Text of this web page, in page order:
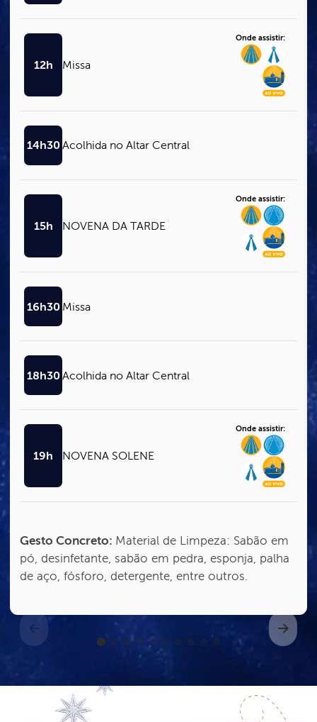
12h Missa
Onde assistir:
14h30 Acolhida no Altar Central
15h NOVENA DA TARDE
Onde assistir:
16h30 Missa
18h30 Acolhida no Altar Central
19h NOVENA SOLENE
Onde assistir:
Gesto Concreto: Material de Limpeza: Sabão em
pó, desinfetante, sabão em pedra, esponja, palha
de aço, fósforo, detergente, entre outros.